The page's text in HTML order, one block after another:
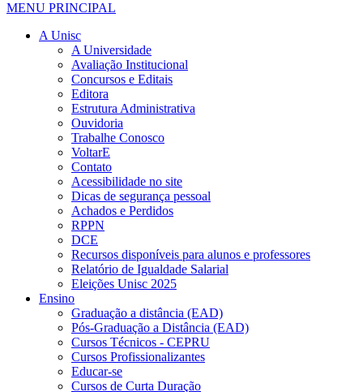
MENU PRINCIPAL
A Unisc
A Universidade
Avaliação Institucional
Concursos e Editais
Editora
Estrutura Administrativa
Ouvidoria
Trabalhe Conosco
VoltarE
Contato
Acessibilidade no site
Dicas de segurança pessoal
Achados e Perdidos
RPPN
DCE
Recursos disponíveis para alunos e professores
Relatório de Igualdade Salarial
Eleições Unisc 2025
Ensino
Graduação a distância (EAD)
Pós-Graduação a Distância (EAD)
Cursos Técnicos - CEPRU
Cursos Profissionalizantes
Educar-se
Cursos de Curta Duração